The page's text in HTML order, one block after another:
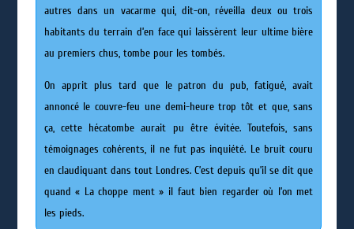
autres dans un vacarme qui, dit-on, réveilla deux ou trois
habitants du terrain d’en face qui laissèrent leur ultime bière
au premiers chus, tombe pour les tombés.
On apprit plus tard que le patron du pub, fatigué, avait
annoncé le couvre-feu une demi-heure trop tôt et que, sans
ça, cette hécatombe aurait pu être évitée. Toutefois, sans
témoignages cohérents, il ne fut pas inquiété. Le bruit couru
en claudiquant dans tout Londres. C’est depuis qu’il se dit que
quand « La choppe ment » il faut bien regarder où l’on met
les pieds.